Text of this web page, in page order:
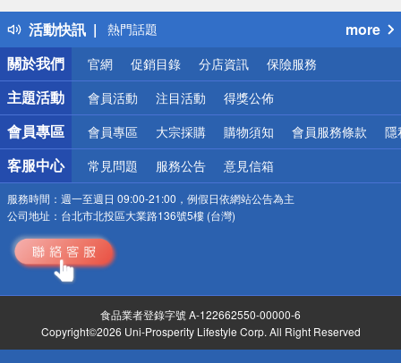
活動快訊
得獎公告
熱門話題
銀行優惠
偏遠地區配送
詐騙網頁！請小心！
more
關於我們
官網 促銷目錄 分店資訊 保險服務
主題活動 會員活動 注目活動 得獎公佈
會員專區 會員專區 大宗採購 購物須知 會員服務條款 隱
客服中心 常見問題 服務公告 意見信箱
服務時間： 週一至週日 09:00-21:00，例假日依網站公告為主
公司地址： 台北市北投區大業路136號5樓 (台灣)
食品業者登錄字號 A-122662550-00000-6
Copyright©2026 Uni-Prosperity Lifestyle Corp. All Right Reserved